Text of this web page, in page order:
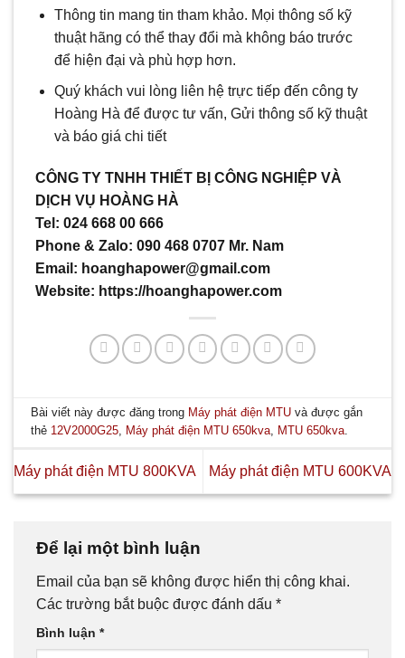
Thông tin mang tin tham khảo. Mọi thông số kỹ
thuật hãng có thể thay đổi mà không báo trước
để hiện đại và phù hợp hơn.
Quý khách vui lòng liên hệ trực tiếp đến công ty
Hoàng Hà để được tư vấn, Gửi thông số kỹ thuật
và báo giá chi tiết
CÔNG TY TNHH THIẾT BỊ CÔNG NGHIỆP VÀ
DỊCH VỤ HOÀNG HÀ
Tel: 024 668 00 666
Phone & Zalo: 090 468 0707 Mr. Nam
Email: hoanghapower@gmail.com
Website: https://hoanghapower.com
Bài viết này được đăng trong Máy phát điện MTU và được gắn
thẻ 12V2000G25, Máy phát điện MTU 650kva, MTU 650kva.
Máy phát điện MTU 800KVA Máy phát điện MTU 600KVA
Để lại một bình luận
Email của bạn sẽ không được hiển thị công khai.
Các trường bắt buộc được đánh dấu *
Bình luận *